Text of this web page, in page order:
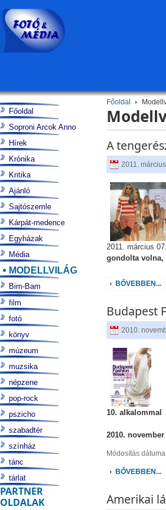
Főoldal
A
2011.
2011. március
gondolta
BŐVEBBEN...
Budapest
2010.
10. alkalommal
2010. november
Módosítás
BŐVEBBEN...
Amerikai
Főoldal
Soproni Arcok Anno
Hírek
Krónika
Kritika
Ajánló
Sajtószemle
Kárpát-medence
Egyházak
Média
MODELLVILÁG
Bim-Bam
film
fotó
könyv
múzeum
muzsika
népzene
pop-rock
pszicho
szabadtér
színház
tánc
tárlat
PARTNER
OLDALAK